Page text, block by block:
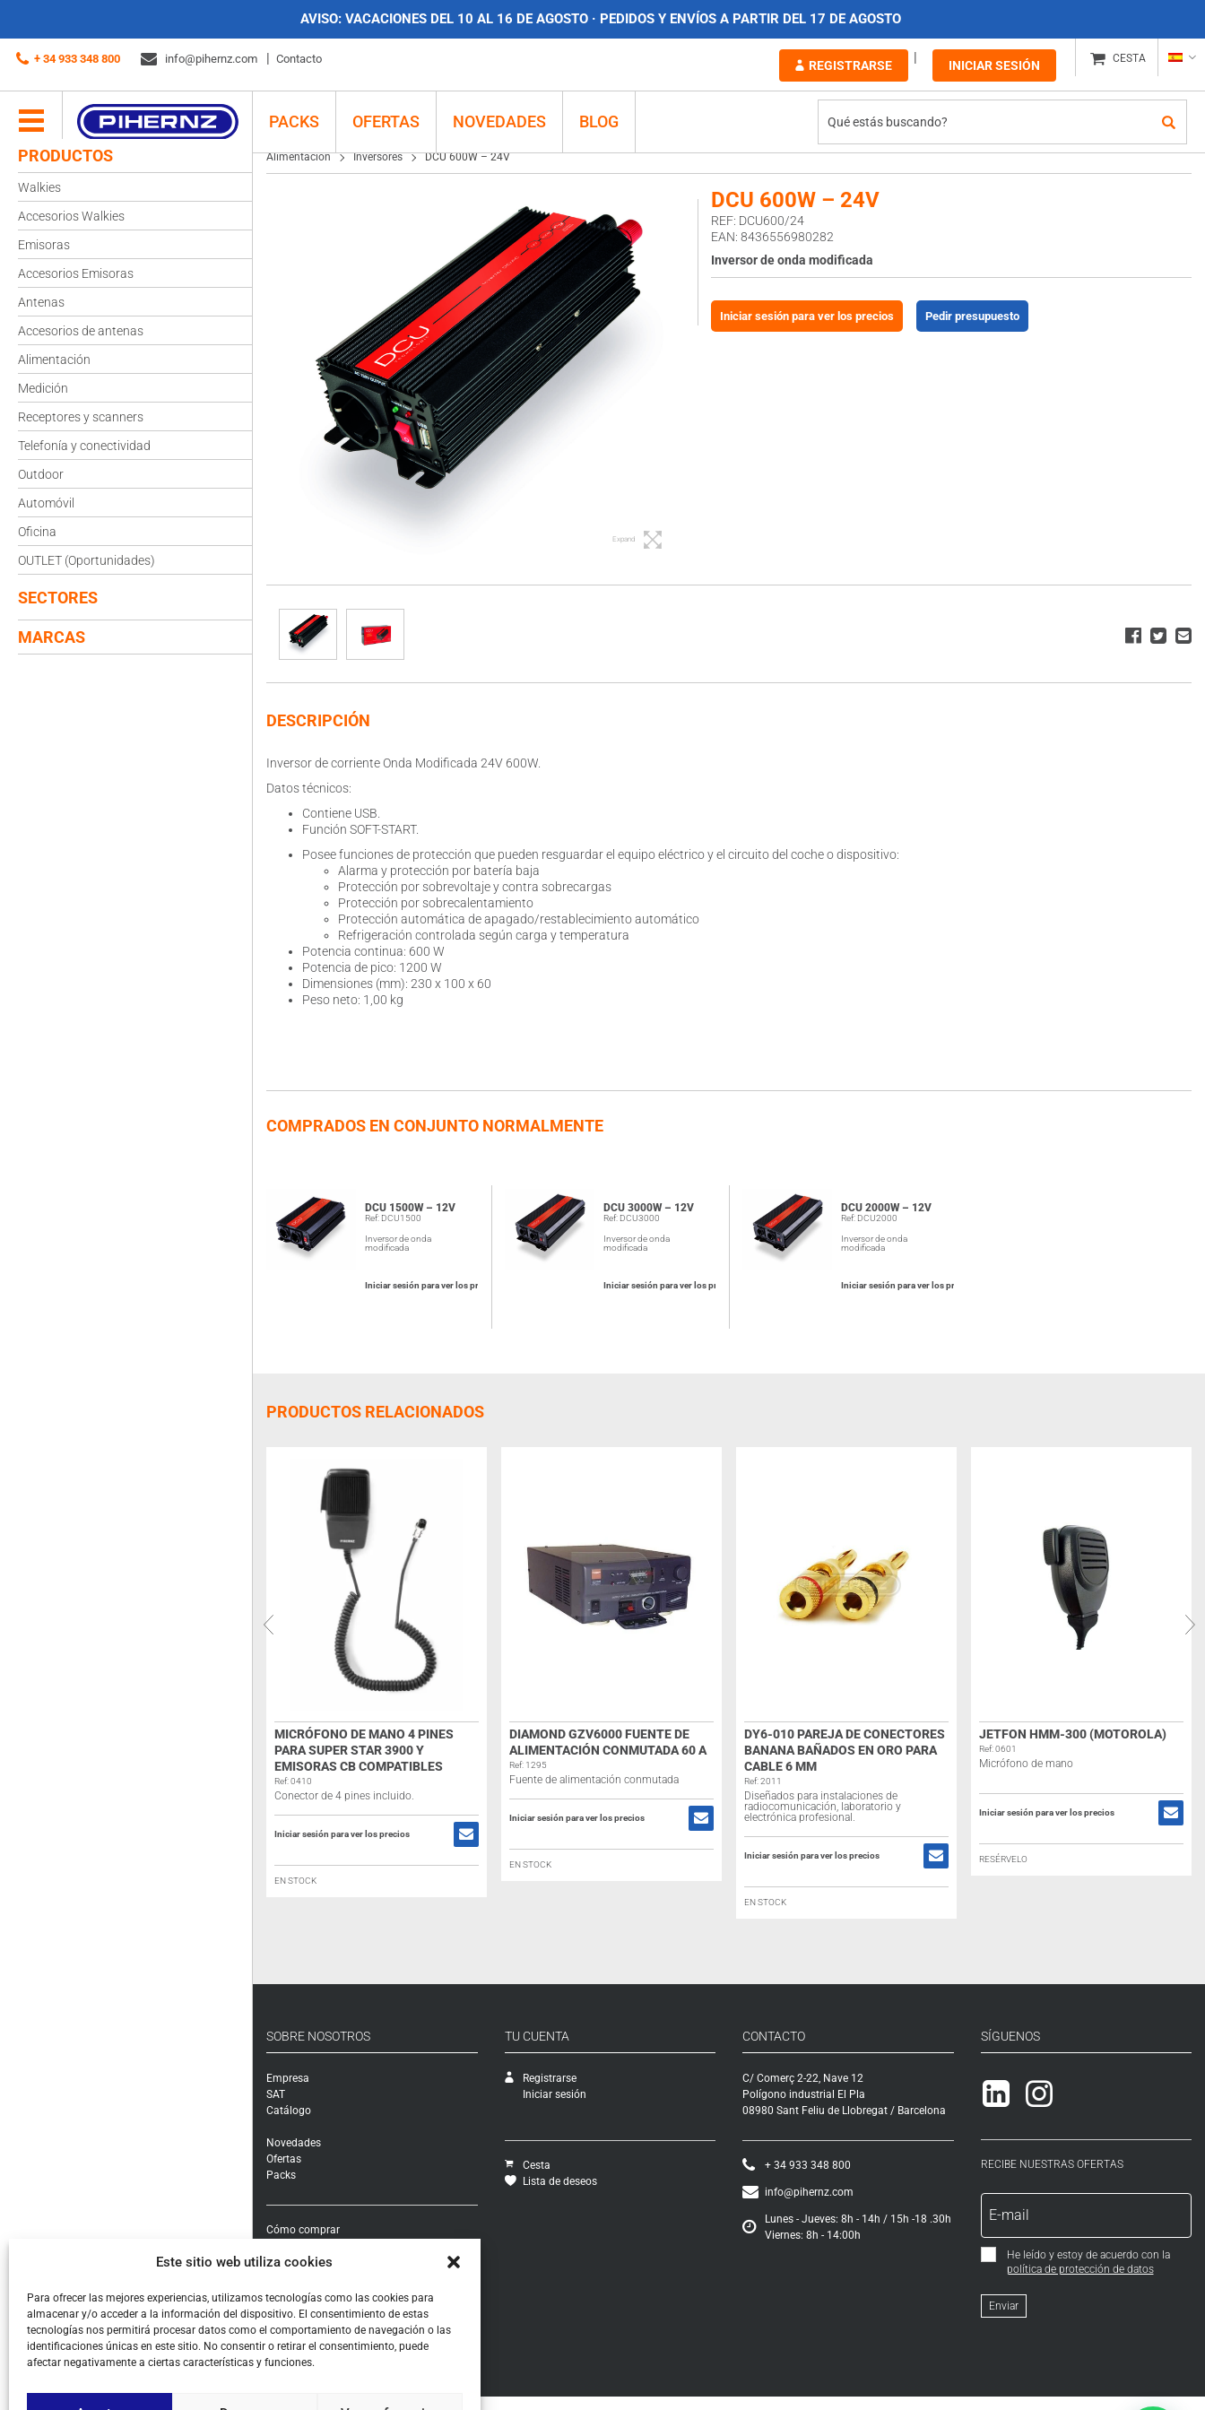
Este sitio web utiliza cookies
Para ofrecer las mejores experiencias, utilizamos tecnologías como las cookies para
almacenar y/o acceder a la información del dispositivo. El consentimiento de estas
tecnologías nos permitirá procesar datos como el comportamiento de navegación o las
identificaciones únicas en este sitio. No consentir o retirar el consentimiento, puede
afectar negativamente a ciertas características y funciones.
AVISO: VACACIONES DEL 10 AL 16 DE AGOSTO · PEDIDOS Y ENVÍOS A PARTIR DEL 17 DE AGOSTO
+ 34 933 348 800 info@pihernz.com Contacto REGISTRARSE INICIAR SESIÓN CESTA
PACKS OFERTAS NOVEDADES
BLOG
PRODUCTOS
Walkies
Accesorios Walkies
Emisoras
Accesorios Emisoras
Antenas
Accesorios de antenas
Alimentación
Medición
Receptores y scanners
Telefonía y conectividad
Outdoor
Automóvil
Oficina
OUTLET (Oportunidades)
SECTORES
MARCAS
Alimentación Inversores DCU 600W – 24V
Expand
DCU 600W – 24V
REF: DCU600/24
EAN: 8436556980282
Inversor de onda modificada
Iniciar sesión para ver los precios Pedir presupuesto
DESCRIPCIÓN
Inversor de corriente Onda Modificada 24V 600W.
Datos técnicos:
Contiene USB.
Función SOFT-START.
Posee funciones de protección que pueden resguardar el equipo eléctrico y el circuito del coche o dispositivo:
Alarma y protección por batería baja
Protección por sobrevoltaje y contra sobrecargas
Protección por sobrecalentamiento
Protección automática de apagado/restablecimiento automático
Refrigeración controlada según carga y temperatura
Potencia continua: 600 W
Potencia de pico: 1200 W
Dimensiones (mm): 230 x 100 x 60
Peso neto: 1,00 kg
COMPRADOS EN CONJUNTO NORMALMENTE
DCU 1500W – 12V
Ref: DCU1500
Inversor de onda
modificada
Iniciar sesión para ver los precios
DCU 3000W – 12V
Ref: DCU3000
Inversor de onda
modificada
Iniciar sesión para ver los precios
DCU 2000W – 12V
Ref: DCU2000
Inversor de onda
modificada
Iniciar sesión para ver los precios
PRODUCTOS RELACIONADOS
MICRÓFONO DE MANO 4 PINES
PARA SUPER STAR 3900 Y
EMISORAS CB COMPATIBLES
Ref: 0410
Conector de 4 pines incluido.
Iniciar sesión para ver los precios
EN STOCK
DIAMOND GZV6000 FUENTE DE
ALIMENTACIÓN CONMUTADA 60 A
Ref: 1295
Fuente de alimentación conmutada
Iniciar sesión para ver los precios
EN STOCK
DY6-010 PAREJA DE CONECTORES
BANANA BAÑADOS EN ORO PARA
CABLE 6 MM
Ref: 2011
Diseñados para instalaciones de
radiocomunicación, laboratorio y
electrónica profesional.
Iniciar sesión para ver los precios
EN STOCK
JETFON HMM-300 (MOTOROLA)
Ref: 0601
Micrófono de mano
Iniciar sesión para ver los precios
RESÉRVELO
SOBRE NOSOTROS
Empresa
SAT
Catálogo
Novedades
Ofertas
Packs
Cómo comprar
Garantía, cambios y devoluciones
Condiciones generales de contratación
Aviso legal
Política de Privacidad
Cookies
TU CUENTA
Registrarse
Iniciar sesión
Cesta
Lista de deseos
CONTACTO
C/ Comerç 2-22, Nave 12
Polígono industrial El Pla
08980 Sant Feliu de Llobregat / Barcelona
+ 34 933 348 800
info@pihernz.com
Lunes - Jueves: 8h - 14h / 15h -18 .30h
Viernes: 8h - 14:00h
SÍGUENOS
Linkedin
Instagram
RECIBE NUESTRAS OFERTAS
He leído y estoy de acuerdo con la
política de protección de datos